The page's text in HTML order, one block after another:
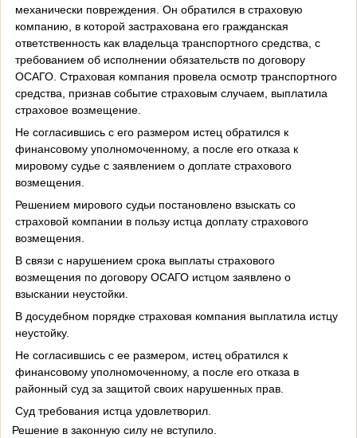
механически повреждения. Он обратился в страховую
компанию, в которой застрахована его гражданская
ответственность как владельца транспортного средства, с
требованием об исполнении обязательств по договору
ОСАГО. Страховая компания провела осмотр транспортного
средства, признав событие страховым случаем, выплатила
страховое возмещение.
Не согласившись с его размером истец обратился к
финансовому уполномоченному, а после его отказа к
мировому судье с заявлением о доплате страхового
возмещения.
Решением мирового судьи постановлено взыскать со
страховой компании в пользу истца доплату страхового
возмещения.
В связи с нарушением срока выплаты страхового
возмещения по договору ОСАГО истцом заявлено о
взыскании неустойки.
В досудебном порядке страховая компания выплатила истцу
неустойку.
Не согласившись с ее размером, истец обратился к
финансовому уполномоченному, а после его отказа в
районный суд за защитой своих нарушенных прав.
Суд требования истца удовлетворил.
Решение в законную силу не вступило.